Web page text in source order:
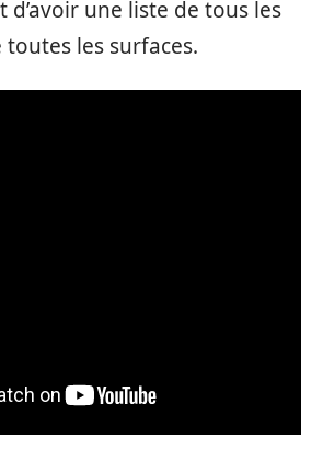
une liste de tous les
les surfaces.